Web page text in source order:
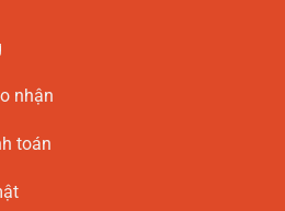
nhận
toán